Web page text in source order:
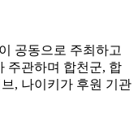
공동으로 주최하고
주관하며 합천군, 합
, 나이키가 후원 기관